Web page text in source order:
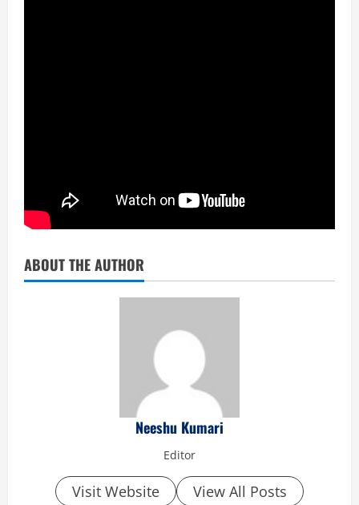
ABOUT THE AUTHOR
Neeshu Kumari
Editor
Visit Website View All Posts